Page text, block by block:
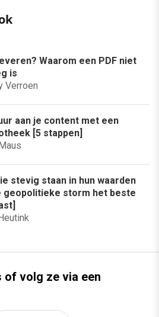
Waarom een PDF niet
is
Verroen
aan je content met een
[5 stappen]
stevig staan in hun waarden
geopolitieke storm het beste
of volg ze via een